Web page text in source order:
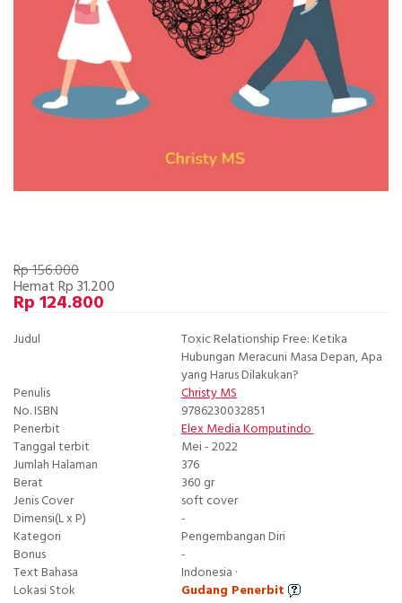
Rp 156.000
Hemat Rp 31.200
Rp 124.800
Judul
Toxic Relationship Free: Ketika
Hubungan Meracuni Masa Depan, Apa
yang Harus Dilakukan?
Penulis
Christy MS
No. ISBN
9786230032851
Penerbit
Elex Media Komputindo
Tanggal terbit
Mei - 2022
Jumlah Halaman
376
Berat
360 gr
Jenis Cover
soft cover
Dimensi(L x P)
-
Kategori
Pengembangan Diri
Bonus
-
Text Bahasa
Indonesia ·
Lokasi Stok
Gudang Penerbit